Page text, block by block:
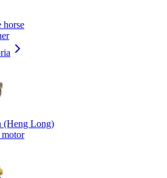
horse
(Heng Long)